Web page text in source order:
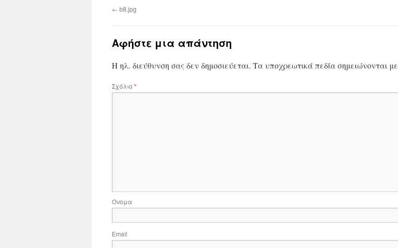
← b8.jpg
Αφήστε μια απάντηση
Η ηλ. διεύθυνση σας δεν δημοσιεύεται. Τα υποχρεωτικά πεδία σημειώνονται με
Σχόλιο *
Όνομα
Email